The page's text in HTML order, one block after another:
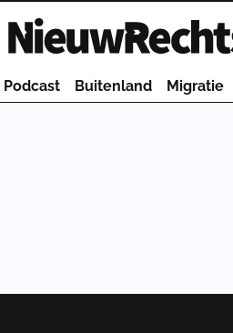
Homepage van NieuwRechts
Podcast Buitenland Migratie